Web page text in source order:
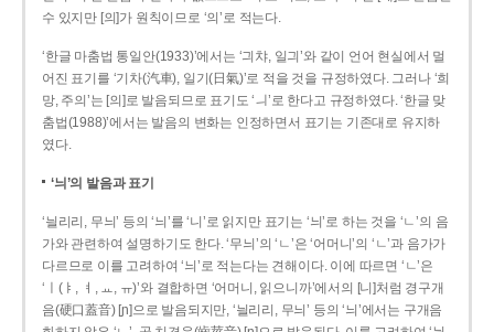
수 있지만 [의]가 원칙이므로 ‘의’로 적는다.
‘한글 마춤법 통일안(1933)’에서는 ‘긔챠, 일긔’와 같이 언어 현실에서 멀
어진 표기를 ‘기차(汽車), 일기(日氣)’로 적을 것을 규정하였다. 그러나 ‘희
망, 주의’는 [의]로 발음되므로 표기도 ‘ㅢ’로 한다고 규정하였다. ‘한글 맞
춤법(1988)’에서는 발음의 변화는 인정하면서 표기는 기존대로 유지하
였다.
‘늬’의 발음과 표기
‘늴리리, 무늬’ 등의 ‘늬’를 ‘니’로 읽지만 표기는 ‘늬’로 하는 것을 ‘ㄴ’의 음
가와 관련하여 설명하기도 한다. ‘무늬’의 ‘ㄴ’은 ‘어머니’의 ‘ㄴ’과 음가가
다르므로 이를 고려하여 ‘늬’로 적는다는 견해이다. 이에 따르면 ‘ㄴ’은
‘ㅣ(ㅑ, ㅕ, ㅛ, ㅠ)’와 결합하면 ‘어머니, 읽으니까’에서의 [니]처럼 경구개
음(硬口蓋音) [ɲ]으로 발음되지만, ‘늴리리, 무늬’ 등의 ‘늬’에서는 구개음